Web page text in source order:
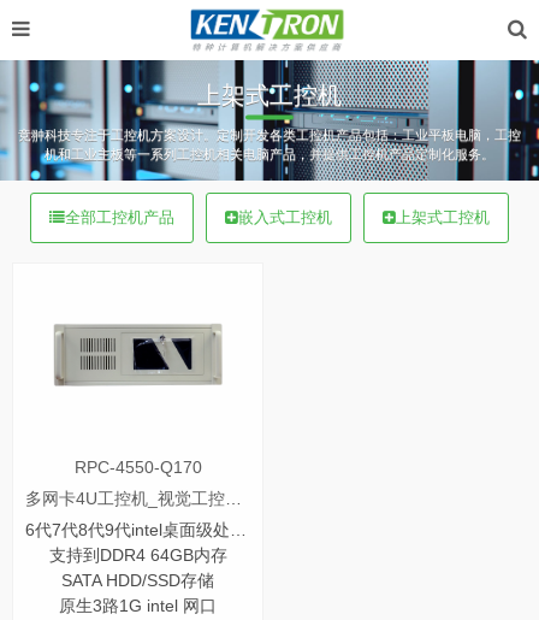
上架式工控机
竞翀科技专注于工控机方案设计。定制开发各类工控机产品包括：工业平板电脑，工控
机和工业主板等一系列工控机相关电脑产品，并提供工控机产品定制化服务。
全部工控机产品 嵌入式工控机 上架式工控机
RPC-4550-Q170
支持到DDR4 64GB内存
SATA HDD/SSD存储
原生3路1G intel 网口